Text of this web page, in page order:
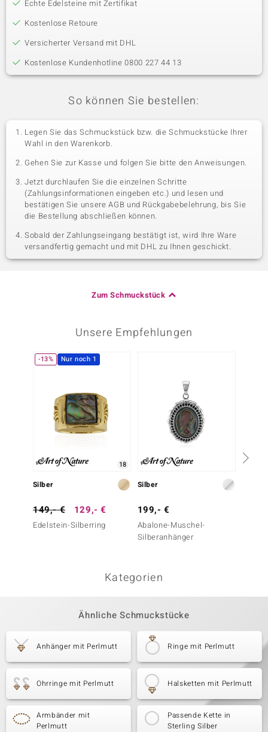
Echte Edelsteine mit Zertifikat
Kostenlose Retoure
Versicherter Versand mit DHL
Kostenlose Kundenhotline 0800 227 44 13
So können Sie bestellen:
Legen Sie das Schmuckstück bzw. die Schmuckstücke Ihrer
Wahl in den Warenkorb.
Gehen Sie zur Kasse und folgen Sie bitte den Anweisungen.
Jetzt durchlaufen Sie die einzelnen Schritte
(Zahlungsinformationen eingeben etc.) und lesen und
bestätigen Sie unsere AGB und Rückgabebelehrung, bis Sie
die Bestellung abschließen können.
Sobald der Zahlungseingang bestätigt ist, wird Ihre Ware
versandfertig gemacht und mit DHL zu Ihnen geschickt.
Zum Schmuckstück
Unsere Empfehlungen
-13% Nur noch 1
18
Silber
149,- € 129,- €
Edelstein-Silberring
Silber
199,- €
Abalone-Muschel-
Silberanhänger
Kategorien
Ähnliche Schmuckstücke
Anhänger mit Perlmutt Ringe mit Perlmutt
Ohrringe mit Perlmutt Halsketten mit Perlmutt
Armbänder mit
Perlmutt
Passende Kette in
Sterling Silber